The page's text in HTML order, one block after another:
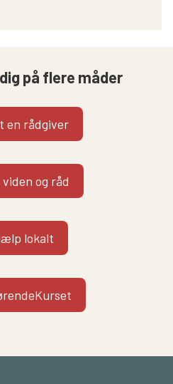
på flere måder
en rådgiver
viden og råd
lokalt